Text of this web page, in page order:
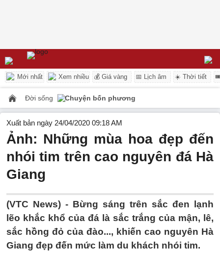
Mới nhất Xem nhiều 💰 Giá vàng 📅 Lịch âm ☀️ Thời tiết
Đời sống Chuyện bốn phương
Xuất bản ngày 24/04/2020 09:18 AM
Ảnh: Những mùa hoa đẹp đến
nhói tim trên cao nguyên đá Hà
Giang
(VTC News) - Bừng sáng trên sắc đen lạnh
lẽo khắc khổ của đá là sắc trắng của mận, lê,
sắc hồng đỏ của đào..., khiến cao nguyên Hà
Giang đẹp đến mức làm du khách nhói tim.